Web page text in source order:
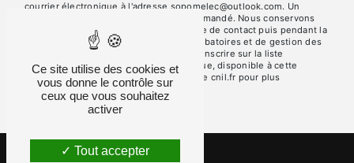
courrier électronique à l'adresse sopomelec@outlook.com. Un
justificatif d'identité pourra vous être demandé. Nous conservons
vos données pendant la période de prise de contact puis pendant la
durée de prescription légale aux fins probatoires et de gestion des
contentieux. Vous avez le droit de vous inscrire sur la liste
d'opposition au démarchage téléphonique, disponible à cette
adresse: Bloctel.gouv.fr. Consultez le site cnil.fr pour plus
d’informations sur vos droits.
Ce site utilise des cookies et
vous donne le contrôle sur
ceux que vous souhaitez
activer
Tout accepter